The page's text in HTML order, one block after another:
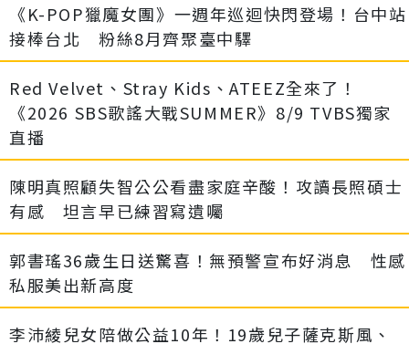
《K-POP獵魔女團》一週年巡迴快閃登場！台中站
接棒台北 粉絲8月齊聚臺中驛
Red Velvet、Stray Kids、ATEEZ全來了！
《2026 SBS歌謠大戰SUMMER》8/9 TVBS獨家
直播
陳明真照顧失智公公看盡家庭辛酸！攻讀長照碩士
有感 坦言早已練習寫遺囑
郭書瑤36歲生日送驚喜！無預警宣布好消息 性感
私服美出新高度
李沛綾兒女陪做公益10年！19歲兒子薩克斯風、